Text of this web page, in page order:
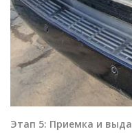
Этап 5: Приемка и